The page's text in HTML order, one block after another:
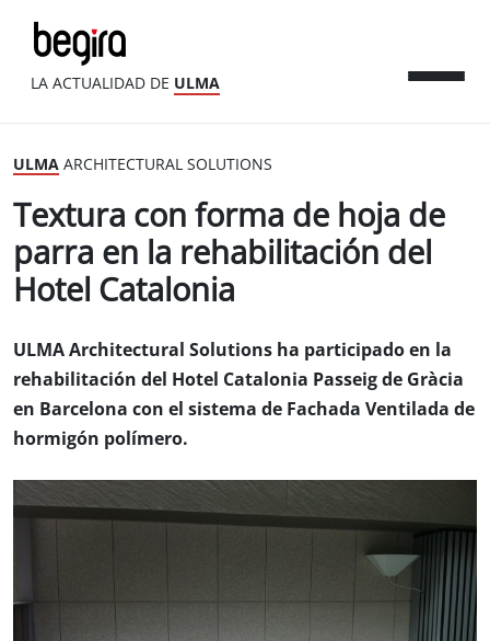
LA ACTUALIDAD DE ULMA
ULMA ARCHITECTURAL SOLUTIONS
Textura con forma de hoja de
parra en la rehabilitación del
Hotel Catalonia
ULMA Architectural Solutions ha participado en la
rehabilitación del Hotel Catalonia Passeig de Gràcia
en Barcelona con el sistema de Fachada Ventilada de
hormigón polímero.